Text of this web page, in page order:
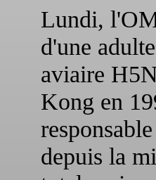
Lundi,
d'une
aviaire
Kong en
depuis la